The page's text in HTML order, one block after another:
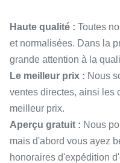
Haute qualité : Toutes
et normalisées. Dans la
grande attention à la
Le meilleur prix : Nous
ventes directes, ainsi les
meilleur prix.
Aperçu gratuit : Nous
mais d'abord vous ayez
honoraires d'expédition